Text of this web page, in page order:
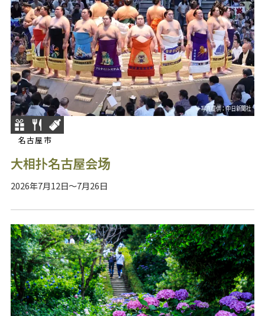
名古屋市
大相扑名古屋会场
2026年7月12日～7月26日